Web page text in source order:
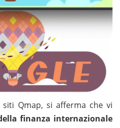
Qmap, si afferma che vi
finanza internazionale